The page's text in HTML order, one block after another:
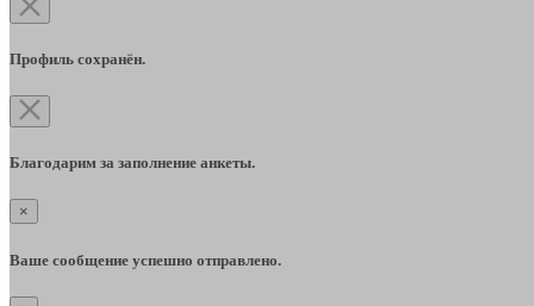
Профиль сохранён.
Благодарим за заполнение анкеты.
×
Ваше сообщение успешно отправлено.